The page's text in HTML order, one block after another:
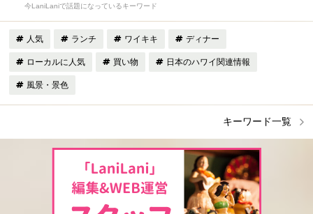
今LaniLaniで話題になっているキーワード
人気 ランチ ワイキキ ディナー
ローカルに人気 買い物 日本のハワイ関連情報
風景・景色
キーワード一覧